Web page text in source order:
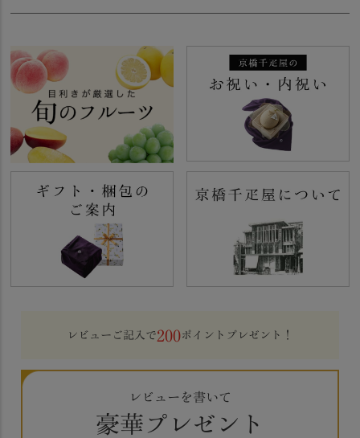
レビューご記入で200ポイントプレゼント！
レビューを書いて
豪華プレゼント